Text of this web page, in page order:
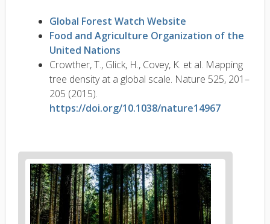
Global Forest Watch Website
Food and Agriculture Organization of the
United Nations
Crowther, T., Glick, H., Covey, K. et al. Mapping
tree density at a global scale. Nature 525, 201–
205 (2015).
https://doi.org/10.1038/nature14967
News
image
1